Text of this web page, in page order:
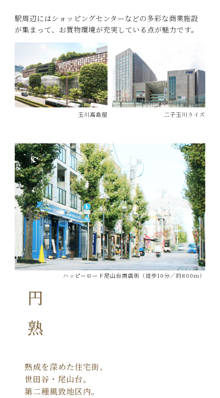
駅周辺にはショッピングセンターなどの多彩な商業施設
が集まって、 お買物環境が充実している点が魅力です。
玉川高島屋 二子玉川ライズ
ハッピーロード尾山台商店街（徒歩10分／約800m）
円熟
熟成を深めた住宅街、
世田谷・尾山台。
第二種風致地区内。